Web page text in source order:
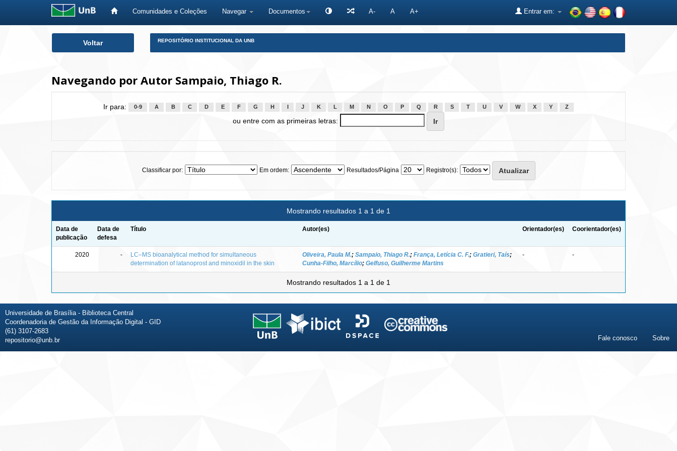
Comunidades e Coleções Navegar Documentos A- A A+ Entrar em:
Voltar REPOSITÓRIO INSTITUCIONAL DA UNB
Navegando por Autor Sampaio, Thiago R.
Ir para: 0-9 A B C D E F G H J K L M N O P Q R S T U V W X Y Z
ou entre com as primeiras letras:
Classificar por: Em ordem: Resultados/Página Registro(s):
Mostrando resultados 1 a 1 de 1
Data de
publicação
Data de
defesa
Título Autor(es) Orientador(es) Coorientador(es)
2020 -
LC–MS bioanalytical method for simultaneous
determination of latanoprost and minoxidil in the skin
Oliveira, Paula M.; Sampaio, Thiago R.; França, Letícia C. F.; Gratieri, Taís;
Cunha-Filho, Marcílio; Gelfuso, Guilherme Martins
- -
Mostrando resultados 1 a 1 de 1
Universidade de Brasília - Biblioteca Central
Coordenadoria de Gestão da Informação Digital - GID
(61) 3107-2683
repositorio@unb.br
Fale conosco Sobre